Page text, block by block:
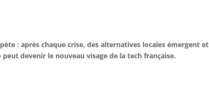
: après chaque crise, des alternatives locales émergent et
devenir le nouveau visage de la tech française.